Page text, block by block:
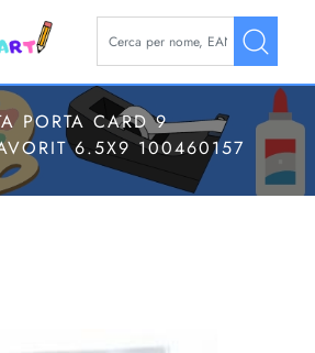
La modifica di un filtro
PORTA CARD 9
6.5X9 100460157